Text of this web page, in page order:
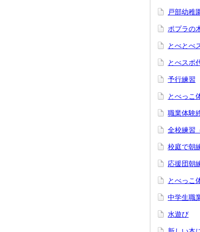
戸部幼稚
ポプラの
とべとべ
とべスポ
予行練習
とべっこ
職業体験
全校練習
校庭で朝
応援団朝
とべっこ
中学生職
水遊び